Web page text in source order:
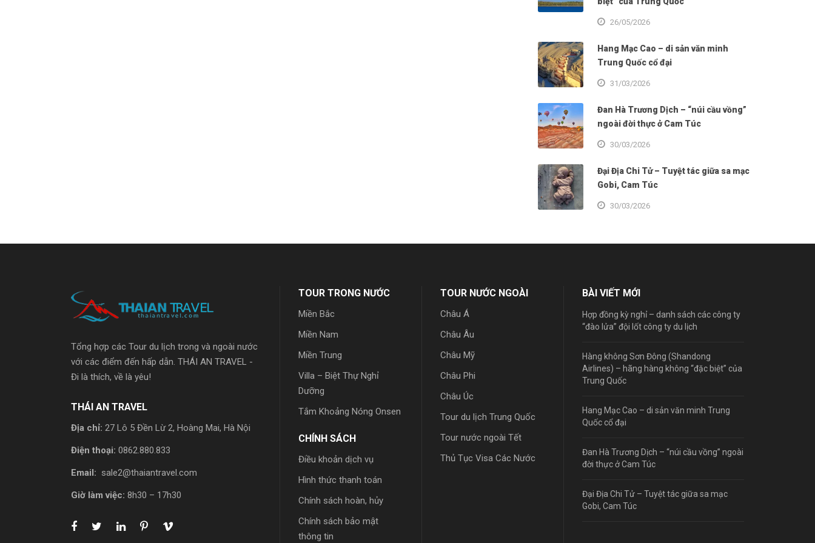
26/05/2026
Hang Mạc Cao – di sản văn minh
Trung Quốc cổ đại
31/03/2026
Đan Hà Trương Dịch – “núi cầu vồng”
ngoài đời thực ở Cam Túc
30/03/2026
Đại Địa Chi Tử – Tuyệt tác giữa sa mạc
Gobi, Cam Túc
30/03/2026
Tổng hợp các Tour du lịch trong và ngoài nước
với các điểm đến hấp dẫn. THÁI AN TRAVEL -
Đi là thích, về là yêu!
THÁI AN TRAVEL
Địa chỉ: 27 Lô 5 Đền Lừ 2, Hoàng Mai, Hà Nội
Điện thoại: 0862.880.833
Email: sale2@thaiantravel.com
Giờ làm việc: 8h30 – 17h30
TOUR TRONG NƯỚC
Miền Bắc
Miền Nam
Miền Trung
Villa – Biệt Thự Nghỉ
Dưỡng
Tắm Khoảng Nóng Onsen
CHÍNH SÁCH
Điều khoản dịch vụ
Hình thức thanh toán
Chính sách hoàn, hủy
Chính sách bảo mật
thông tin
TOUR NƯỚC NGOÀI
Châu Á
Châu Âu
Châu Mỹ
Châu Phi
Châu Úc
Tour du lịch Trung Quốc
Tour nước ngoài Tết
Thủ Tục Visa Các Nước
BÀI VIẾT MỚI
Hợp đồng kỳ nghỉ – danh sách các công ty
“đào lửa” đội lốt công ty du lịch
Hàng không Sơn Đông (Shandong
Airlines) – hãng hàng không “đặc biệt” của
Trung Quốc
Hang Mạc Cao – di sản văn minh Trung
Quốc cổ đại
Đan Hà Trương Dịch – “núi cầu vồng” ngoài
đời thực ở Cam Túc
Đại Địa Chi Tử – Tuyệt tác giữa sa mạc
Gobi, Cam Túc